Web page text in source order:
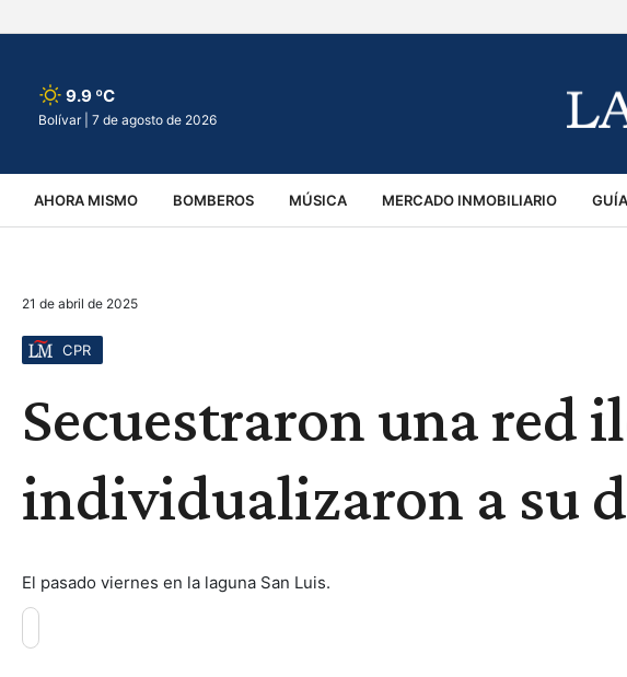
9.9 ºC
Bolívar | 7 de agosto de 2026
AHORA MISMO BOMBEROS MÚSICA MERCADO INMOBILIARIO
VIRALES ACCIDENTES
21 de abril de 2025
CPR
Secuestraron una red
individualizaron a su
El pasado viernes en la laguna San Luis.